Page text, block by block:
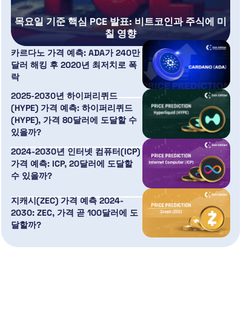
목요일 기준 핵심 PCE 발표: 비트코인과 주식에 미
칠 영향
카르다노 가격 예측: ADA가 240만
달러 해킹 후 2020년 최저치로 폭
락
2025-2030년 하이퍼리퀴드
(HYPE) 가격 예측: 하이퍼리퀴드
(HYPE), 가격 80달러에 도달할 수
있을까?
2024-2030년 인터넷 컴퓨터(ICP)
가격 예측: ICP, 20달러에 도달할
수 있을까?
지캐시(ZEC) 가격 예측 2024-
2030: ZEC, 가격 곧 100달러에 도
달할까?